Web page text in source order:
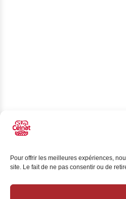
Pour offrir les meilleures expériences,
site. Le fait de ne pas consentir ou de